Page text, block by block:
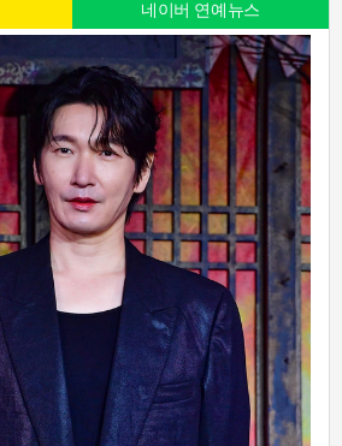
네이버 연예뉴스